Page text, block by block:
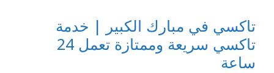
تاكسي في مبارك الكبير | خدمة
تاكسي سريعة وممتازة تعمل 24
ساعة